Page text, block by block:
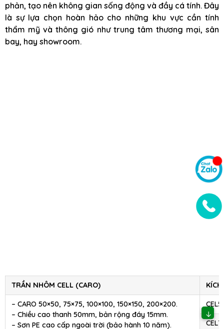
phản, tạo nên không gian sống động và đầy cá tính. Đây
là sự lựa chọn hoàn hảo cho những khu vực cần tính
thẩm mỹ và thông gió như trung tâm thương mại, sân
bay, hay showroom.
TRẦN NHÔM CELL (CARO)
– CARO 50×50, 75×75, 100×100, 150×150, 200×200.
– Chiều cao thanh 50mm, bản rộng đáy 15mm.
– Sơn PE cao cấp ngoài trời (bảo hành 10 năm).
↓